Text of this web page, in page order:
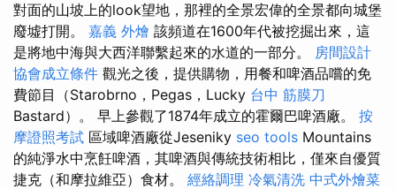
對面的山坡上的look望地，那裡的全景宏偉的全景都向城堡
廢墟打開。 嘉義 外燴 該頻道在1600年代被挖掘出來，這
是將地中海與大西洋聯繫起來的水道的一部分。 房間設計
協會成立條件 觀光之後，提供購物，用餐和啤酒品嚐的免
費節目（Starobrno，Pegas，Lucky 台中 筋膜刀
Bastard）。 早上參觀了1874年成立的霍爾巴啤酒廠。 按
摩證照考試 區域啤酒廠從Jeseniky seo tools Mountains
的純淨水中烹飪啤酒，其啤酒與傳統技術相比，僅來自優質
捷克（和摩拉維亞）食材。 經絡調理 冷氣清洗 中式外燴菜